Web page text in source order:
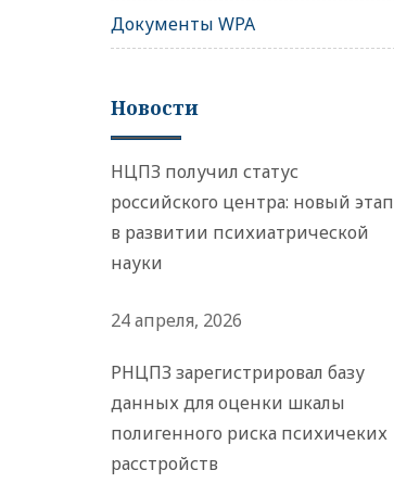
Документы WPA
Новости
НЦПЗ получил статус
российского центра: новый этап
в развитии психиатрической
науки
24 апреля, 2026
РНЦПЗ зарегистрировал базу
данных для оценки шкалы
полигенного риска психичеких
расстройств